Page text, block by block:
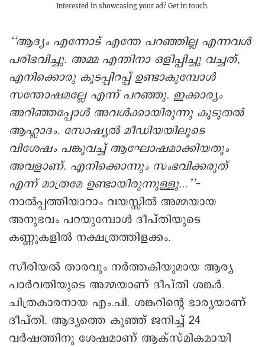
Interested in showcasing your ad? Get in touch.
‘‘ആദ്യം എന്നോട് എന്തേ പറ‍ഞ്ഞില്ല എന്നവള്‍
പരിഭവിച്ചു. അമ്മ എന്തിനാ ഒളിപ്പിച്ചു വച്ചത്,
എനിക്കൊരു കൂടപ്പിറപ്പ് ഉണ്ടാകുമ്പോള്‍
സന്തോഷമല്ലേ എന്ന് പറഞ്ഞു. ഇക്കാര്യം
അറിഞ്ഞപ്പോള്‍ അവള്‍ക്കായിരുന്നു കൂടുതല്‍
ആഹ്ലാദം. സോഷ്യല്‍ മീഡിയയിലൂടെ
വിശേഷം പങ്കുവച്ച് ആഘോഷമാക്കിയതും
അവളാണ്. എനിക്കൊന്നും സംഭവിക്കരുത്
എന്ന് മാത്രമേ ഉണ്ടായിരുന്നുള്ളൂ...’’-
നാല്‍പ്പത്തിയാറാം വയസ്സില്‍ അമ്മയായ
അനുഭവം പറയുമ്പോള്‍ ദീപ്തിയുടെ
കണ്ണുകളില്‍ നക്ഷത്രത്തിളക്കം.
സീരിയല്‍ താരവും നര്‍ത്തകിയുമായ ആര്യ
പാര്‍വതിയുടെ അമ്മയാണ് ദീപ്തി ശങ്കര്‍.
ചിത്രകാരനായ എം.പി. ശങ്കറിന്റെ ഭാര്യയാണ്
ദീപ്തി. ആദ്യത്തെ കുഞ്ഞ് ജനിച്ച് 24
വർഷത്തിനു ശേഷമാണ് ആക്സ്മികമായി